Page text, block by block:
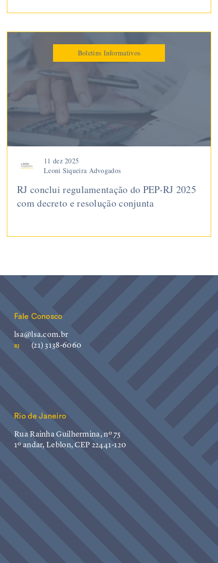
Boletins Informativos
11 dez 2025
Leoni Siqueira Advogados
RJ conclui regulamentação do PEP-RJ 2025
com decreto e resolução conjunta
Fale Conosco
lsa@lsa.com.br
RJ (21) 3138-6060
Rio de Janeiro
Rua Rainha Guilhermina, nº 75
1º andar, Leblon, CEP 22441-120